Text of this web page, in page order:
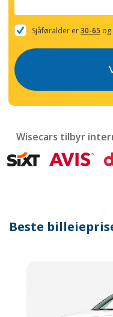
with
the
and
mark
to
get
changing
Sjåføralder er30-65
Wisecars tilbyr
Beste